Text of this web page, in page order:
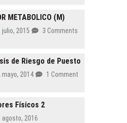
METABOLICO (M)
julio, 2015 3 Comments
de Riesgo de Puesto
mayo, 2014 1 Comment
Físicos 2
agosto, 2016